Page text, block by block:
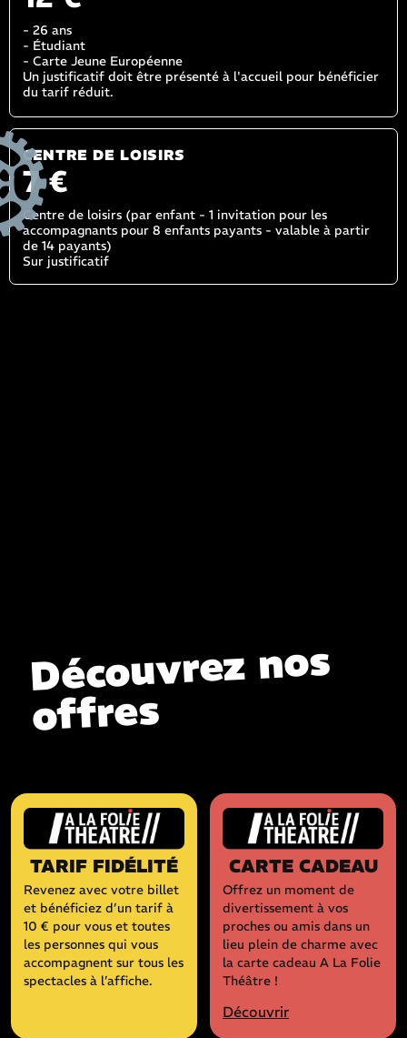
- 26 ans
- Étudiant
- Carte Jeune Européenne
Un justificatif doit être présenté à l'accueil pour bénéficier
du tarif réduit.
CENTRE DE LOISIRS
7 €
Centre de loisirs (par enfant - 1 invitation pour les
accompagnants pour 8 enfants payants - valable à partir
de 14 payants)
Sur justificatif
Découvrez nos
offres
TARIF FIDÉLITÉ
Revenez avec votre billet
et bénéficiez d’un tarif à
10 € pour vous et toutes
les personnes qui vous
accompagnent sur tous les
spectacles à l’affiche.
CARTE CADEAU
Offrez un moment de
divertissement à vos
proches ou amis dans un
lieu plein de charme avec
la carte cadeau A La Folie
Théâtre !
Découvrir